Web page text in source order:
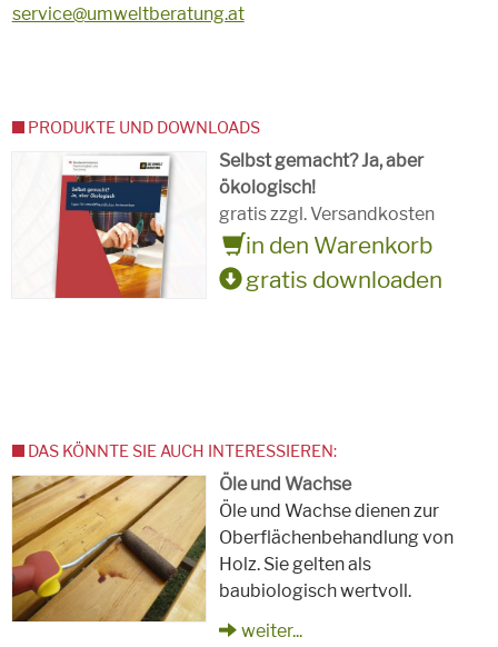
service@umweltberatung.at
PRODUKTE UND DOWNLOADS
Selbst gemacht? Ja, aber
ökologisch!
gratis zzgl. Versandkosten
in den Warenkorb
gratis downloaden
DAS KÖNNTE SIE AUCH INTERESSIEREN:
Öle und Wachse
Öle und Wachse dienen zur
Oberflächenbehandlung von
Holz. Sie gelten als
baubiologisch wertvoll.
weiter...